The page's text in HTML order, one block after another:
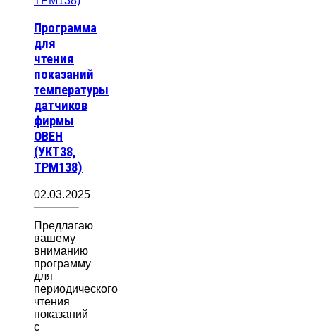
Программа
для
чтения
показаний
температуры
датчиков
фирмы
ОВЕН
(УКТ38,
ТРМ138)
02.03.2025
Предлагаю
вашему
вниманию
программу
для
периодического
чтения
показаний
с